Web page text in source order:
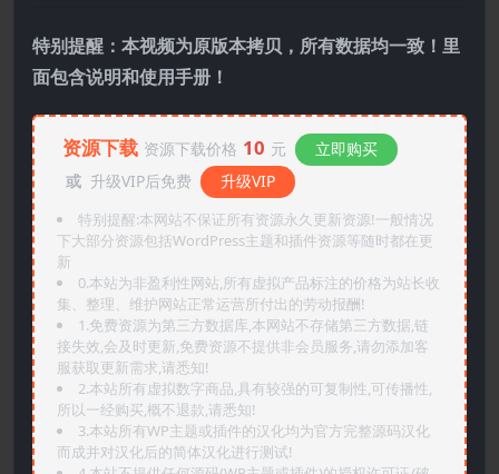
特别提醒：本视频为原版本拷贝，所有数据均一致！里
面包含说明和使用手册！
资源下载 资源下载价格 10 元
立即购买
或 升级VIP后免费 升级VIP
特别提醒:本网站不保证所有资源永久更新资源!一般情况
下大部分资源包括WordPress主题和插件资源等随时都在更
新
0.本站为非盈利性网站,所有虚拟产品标注的价格为站长收
集、整理、维护网站正常运营所付出的劳动报酬!
1.免费资源为第三方数据库,本网站不存储第三方数据,链
接失效,会及时更新,免费资源不提供非会员服务,请勿添加客
服获取更新需求,请悉知!
2.本站所有虚拟数字商品,具有较强的可复制性,可传播性,
所以一经购买,概不退款,请悉知!
3.本站所有WP主题或插件的汉化均为官方完整源码汉化
而成并对汉化后的简体汉化进行测试!